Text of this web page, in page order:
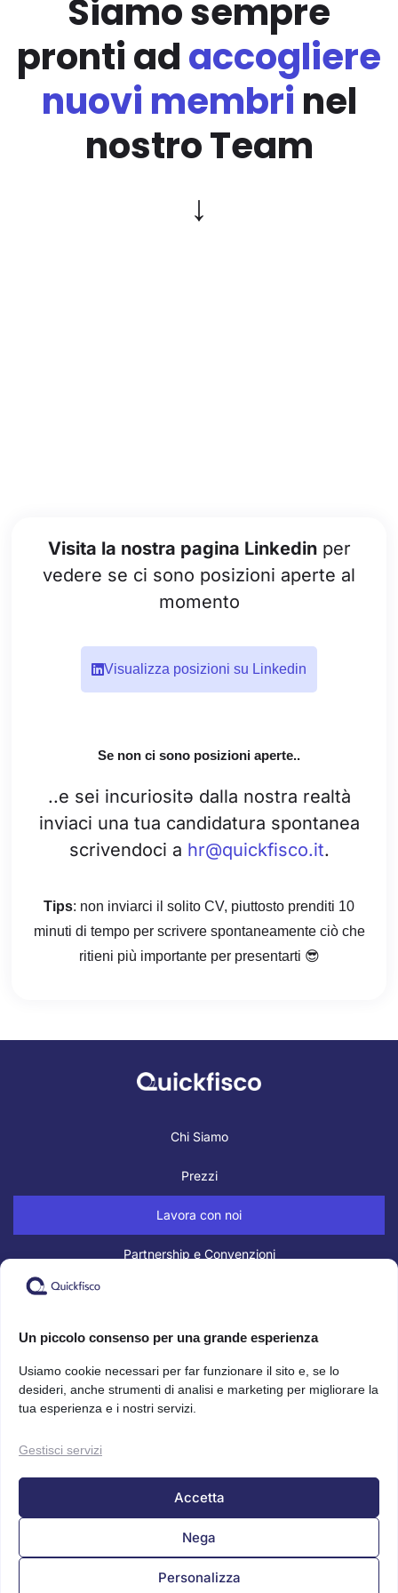
Un piccolo consenso per una grande esperienza
Usiamo cookie necessari per far funzionare il sito e, se lo
desideri, anche strumenti di analisi e marketing per migliorare la
tua esperienza e i nostri servizi.
Gestisci servizi
Accetta
Nega
Personalizza
Siamo sempre
pronti adaccogliere
nuovi membri nel
nostro Team
↓
Visita la nostra pagina Linkedinper
vedere se ci sono posizioni aperte al
momento
Visualizza posizioni su Linkedin
Se non ci sono posizioni aperte..
..e sei incuriositə dalla nostra realtà
inviaci una tua candidatura spontanea
scrivendoci a hr@quickfisco.it.
Tips: non inviarci il solito CV, piuttosto prenditi 10
minuti di tempo per scrivere spontaneamente ciò che
ritieni più importante per presentarti 😎
Chi Siamo
Prezzi
Lavora con noi
Partnership e Convenzioni
Blog
FAQ
Programma “Porta un Amico”
Documenti Legali